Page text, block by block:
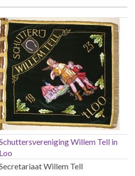
Willem Tell in
Loo
Willem Tell